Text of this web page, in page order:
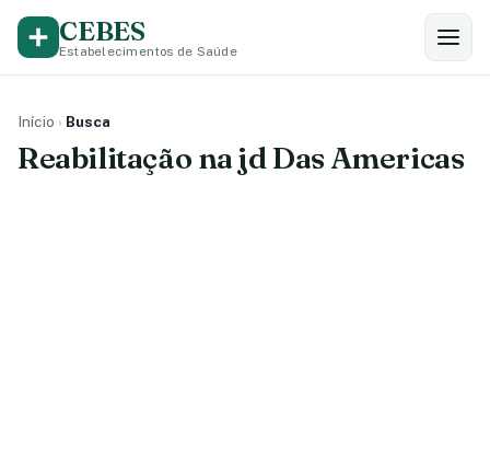
CEBES
Estabelecimentos de Saúde
Início › Busca
Reabilitação na jd Das Americas